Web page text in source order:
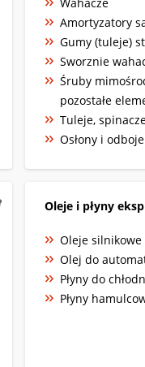
Amortyzatory
Gumy (tuleje)
Sworznie
Śruby
pozostałe
Tuleje,
Osłony i
Oleje i płyny
Oleje silnikowe
Olej do
Płyny do
Płyny